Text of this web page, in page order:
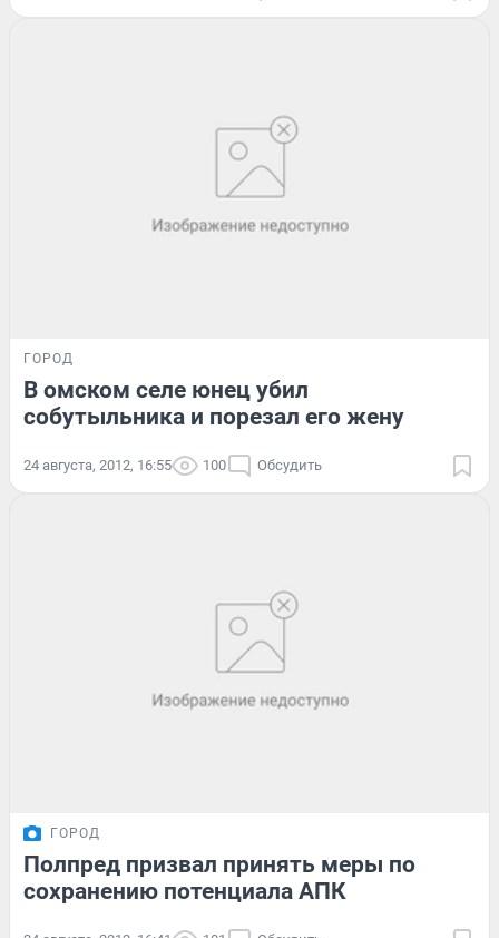
ГОРОД
В омском селе юнец убил
собутыльника и порезал его жену
24 августа, 2012, 16:55 100 Обсудить
ГОРОД
Полпред призвал принять меры по
сохранению потенциала АПК